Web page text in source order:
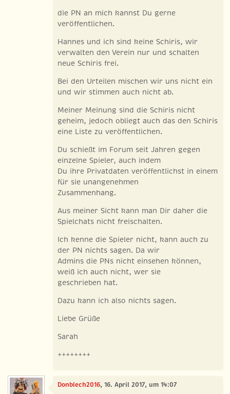
die PN an mich kannst Du gerne
veröffentlichen.
Hannes und ich sind keine Schiris, wir
verwalten den Verein nur und schalten
neue Schiris frei.
Bei den Urteilen mischen wir uns nicht ein
und wir stimmen auch nicht ab.
Meiner Meinung sind die Schiris nicht
geheim, jedoch obliegt auch das den Schiris
eine Liste zu veröffentlichen.
Du schießt im Forum seit Jahren gegen
einzelne Spieler, auch indem
Du ihre Privatdaten veröffentlichst in einem
für sie unangenehmen
Zusammenhang.
Aus meiner Sicht kann man Dir daher die
Spielchats nicht freischalten.
Ich kenne die Spieler nicht, kann auch zu
der PN nichts sagen. Da wir
Admins die PNs nicht einsehen können,
weiß ich auch nicht, wer sie
geschrieben hat.
Dazu kann ich also nichts sagen.
Liebe Grüße
Sarah
++++++++
Donblech2016, 16. April 2017, um 14:07